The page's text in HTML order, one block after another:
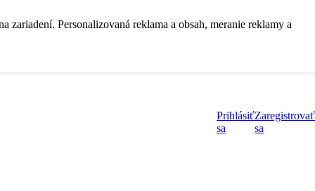
Personalizovaná reklama a obsah, meranie reklamy a
Prihlásiť
sa
Zaregistrovať
sa